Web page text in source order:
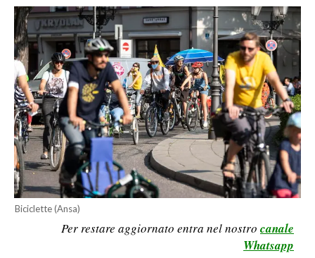
POLITICA
ECONOMIA
SERVIZI ALLE IMPRESE
LAVORO
BANDI
SPORT IN SARDEGNA
SPORT
RISULTATI E CLASSIFICHE
Biciclette (Ansa)
Per restare aggiornato entra nel nostro canale
Whatsapp